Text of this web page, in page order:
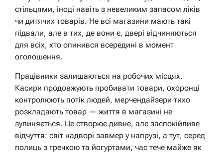
стільцями, іноді навіть з невеликим запасом ліків
чи дитячих товарів. Не всі магазини мають такі
підвали, але в тих, де вони є, двері відчиняються
для всіх, хто опинився всередині в момент
оголошення.
Працівники залишаються на робочих місцях.
Касири продовжують пробивати товари, охоронці
контролюють потік людей, мерчендайзери тихо
розкладають товар — життя в магазині не
зупиняється. Це створює дивне, але заспокійливе
відчуття: світ надворі завмер у напрузі, а тут, серед
полиць з гречкою та йогуртами, час тече майже як